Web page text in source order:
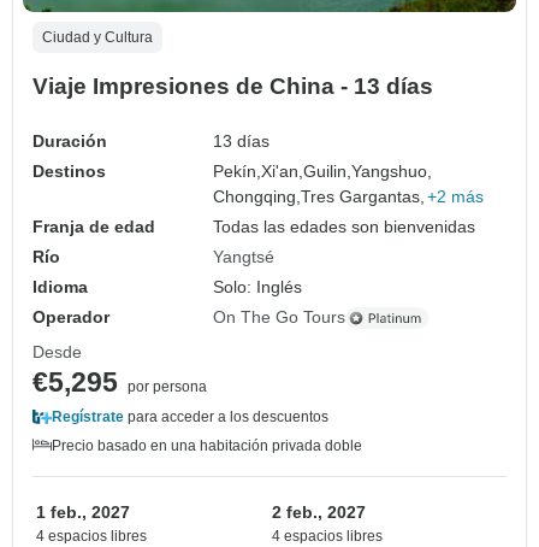
Ciudad y Cultura
Viaje Impresiones de China - 13 días
Duración
13 días
Destinos
Pekín,Xi'an,Guilin,Yangshuo,
Chongqing,Tres Gargantas, +2 más
Franja de edad
Todas las edades son bienvenidas
Río
Yangtsé
Idioma
Solo: Inglés
Operador
On The Go Tours
Desde
€5,295 por persona
Regístrate para acceder a los descuentos
Precio basado en una habitación privada doble
1 feb., 2027
4 espacios libres
2 feb., 2027
4 espacios libres